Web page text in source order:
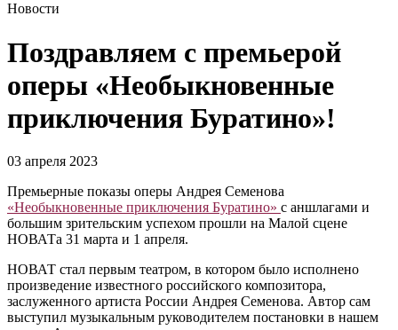
Новости
Поздравляем с премьерой
оперы «Необыкновенные
приключения Буратино»!
03 апреля 2023
Премьерные показы оперы Андрея Семенова
«Необыкновенные приключения Буратино» с аншлагами и
большим зрительским успехом прошли на Малой сцене
НОВАТа 31 марта и 1 апреля.
НОВАТ стал первым театром, в котором было исполнено
произведение известного российского композитора,
заслуженного артиста России Андрея Семенова. Автор сам
выступил музыкальным руководителем постановки в нашем